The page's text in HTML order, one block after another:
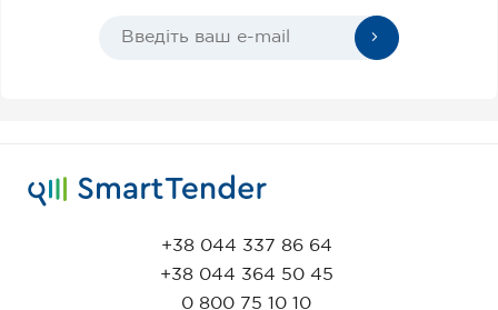
+38 044 337 86 64
+38 044 364 50 45
0 800 75 10 10